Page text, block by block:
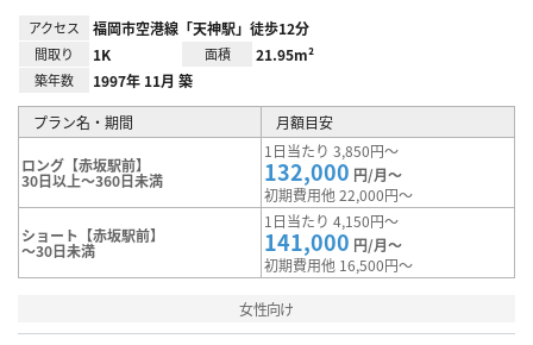
アクセス 福岡市空港線「天神駅」徒歩12分
間取り 1K 面積 21.95m²
築年数 1997年 11月 築
プラン名・期間 月額目安
ロング【赤坂駅前】
30日以上～360日未満
1日当たり 3,850円～
132,000 円/月～
初期費用他 22,000円～
ショート【赤坂駅前】
～30日未満
1日当たり 4,150円～
141,000 円/月～
初期費用他 16,500円～
女性向け